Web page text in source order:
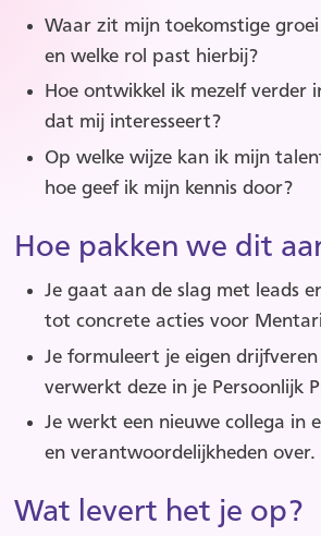
Waar zit mijn toekomstige groei
en welke rol past hierbij?
Hoe ontwikkel ik mezelf verder
dat mij interesseert?
Op welke wijze kan ik mijn
hoe geef ik mijn kennis door?
Hoe pakken we dit
Je gaat aan de slag met leads
tot concrete acties voor
Je formuleert je eigen
verwerkt deze in je Persoonlijk
Je werkt een nieuwe collega in
en verantwoordelijkheden over.
Wat levert het je op?